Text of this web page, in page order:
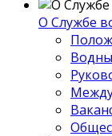
О Службе